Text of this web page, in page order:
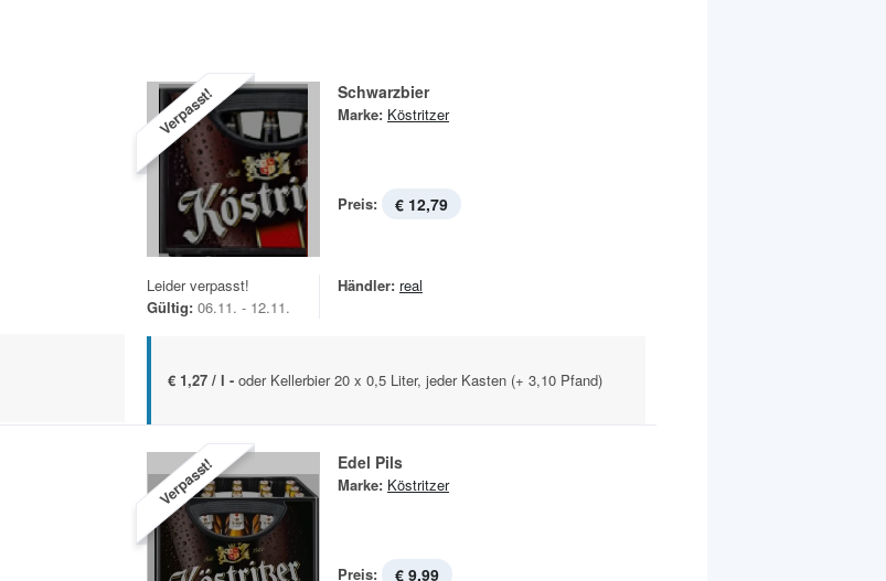
Verpasst! Schwarzbier
Marke: Köstritzer
Preis: € 12,79
Leider verpasst!
Gültig: 06.11. - 12.11.
Händler: real
€ 1,27 / l - oder Kellerbier 20 x 0,5 Liter, jeder Kasten (+ 3,10 Pfand)
Verpasst! Edel Pils
Marke: Köstritzer
Preis: € 9,99